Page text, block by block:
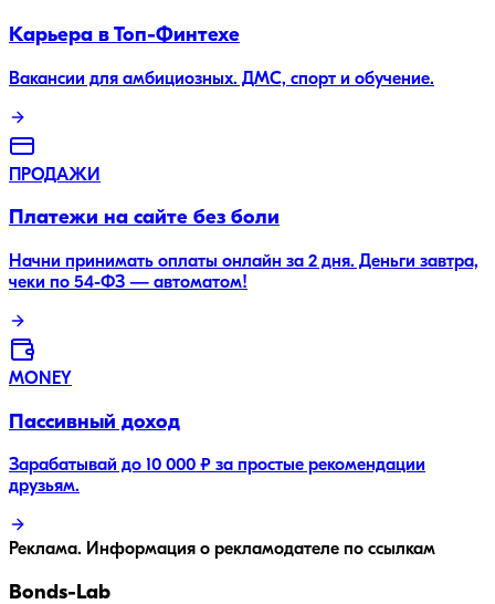
Карьера в Топ-Финтехе
Вакансии для амбициозных. ДМС, спорт и обучение.
ПРОДАЖИ
Платежи на сайте без боли
Начни принимать оплаты онлайн за 2 дня. Деньги завтра,
чеки по 54-ФЗ — автоматом!
MONEY
Пассивный доход
Зарабатывай до 10 000 ₽ за простые рекомендации
друзьям.
Реклама. Информация о рекламодателе по ссылкам
Bonds-Lab